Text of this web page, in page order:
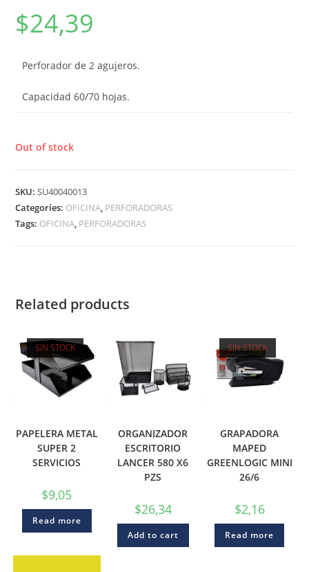
$24,39
Perforador de 2 agujeros.
Capacidad 60/70 hojas.
Out of stock
SKU:SU40040013
Categories: OFICINA, PERFORADORAS
Tags: OFICINA, PERFORADORAS
Related products
SIN STOCK
PAPELERA METAL
SUPER 2
SERVICIOS
$9,05
Read more
ORGANIZADOR
ESCRITORIO
LANCER 580 X6
PZS
$26,34
Add to cart
SIN STOCK
GRAPADORA
MAPED
GREENLOGIC MINI
26/6
$2,16
Read more